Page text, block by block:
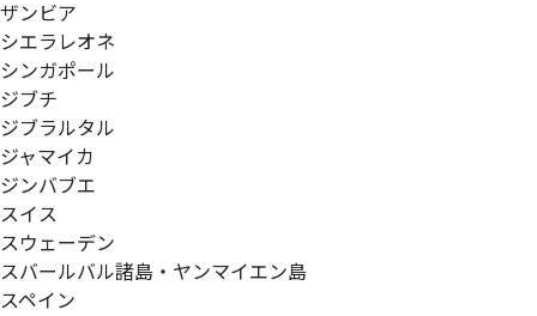
ザンビア
シエラレオネ
シンガポール
ジブチ
ジブラルタル
ジャマイカ
ジンバブエ
スイス
スウェーデン
スバールバル諸島・ヤンマイエン島
スペイン